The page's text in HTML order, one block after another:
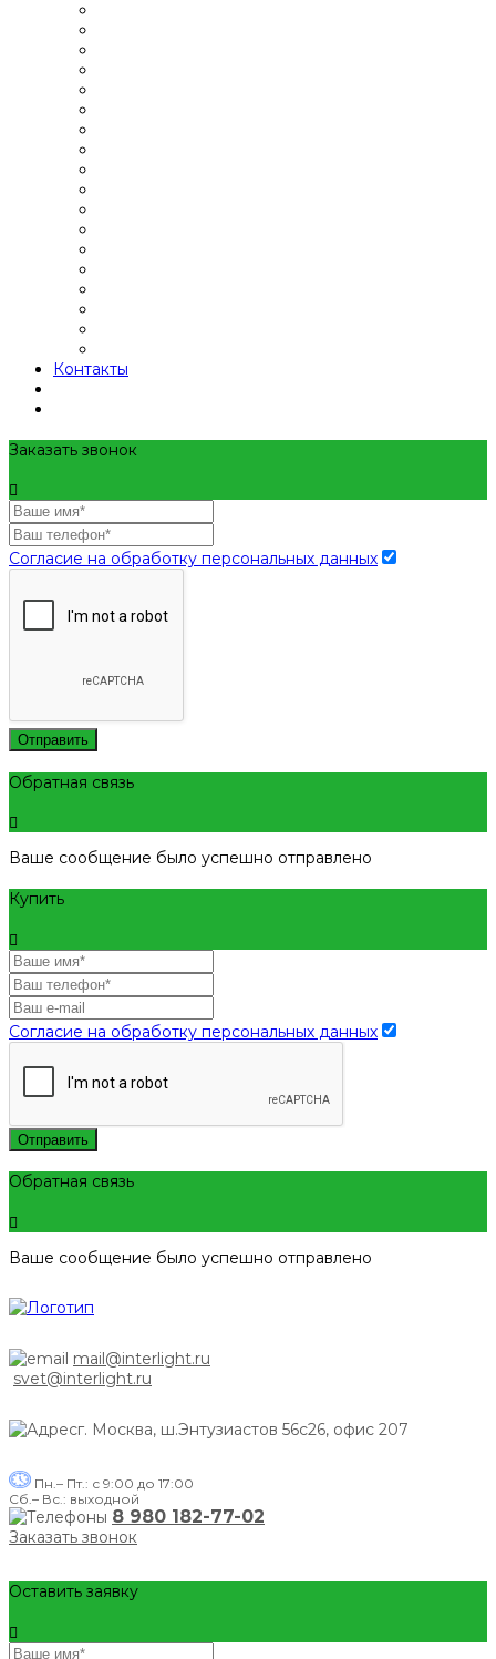
Контакты
Заказать звонок
Согласие на обработку персональных данных
Отправить
Обратная связь
Ваше сообщение было успешно отправлено
Купить
Согласие на обработку персональных данных
Отправить
Обратная связь
Ваше сообщение было успешно отправлено
mail@interlight.ru
svet@interlight.ru
г. Москва, ш.Энтузиастов 56с26, офис 207
Пн.– Пт.: с 9:00 до 17:00
Сб.– Вс.: выходной
8 980 182-77-02
Заказать звонок
Оставить заявку